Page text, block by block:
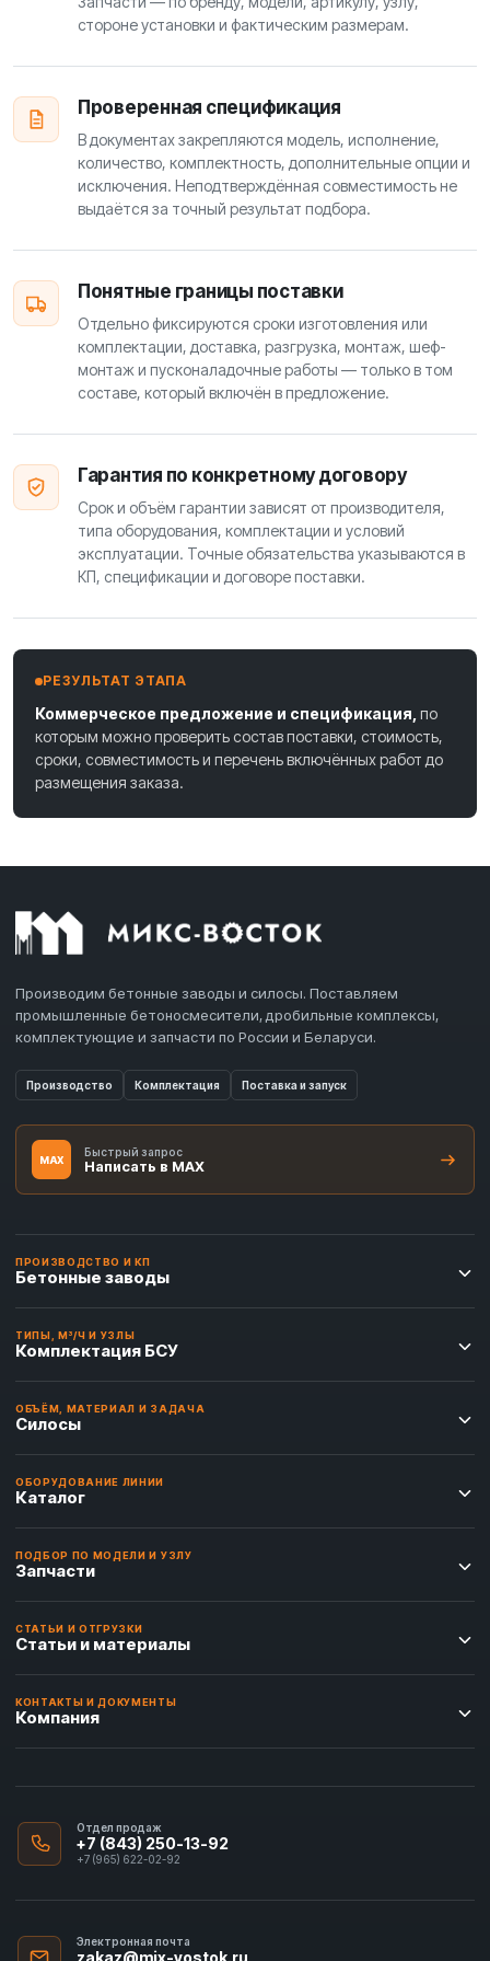
стороне установки и фактическим размерам.
Проверенная спецификация
В документах закрепляются модель, исполнение,
количество, комплектность, дополнительные опции и
исключения. Неподтверждённая совместимость не
выдаётся за точный результат подбора.
Понятные границы поставки
Отдельно фиксируются сроки изготовления или
комплектации, доставка, разгрузка, монтаж, шеф-
монтаж и пусконаладочные работы — только в том
составе, который включён в предложение.
Гарантия по конкретному договору
Срок и объём гарантии зависят от производителя,
типа оборудования, комплектации и условий
эксплуатации. Точные обязательства указываются в
КП, спецификации и договоре поставки.
РЕЗУЛЬТАТ ЭТАПА
Коммерческое предложение и спецификация, по
которым можно проверить состав поставки, стоимость,
сроки, совместимость и перечень включённых работ до
размещения заказа.
Производим бетонные заводы и силосы. Поставляем
промышленные бетоносмесители, дробильные комплексы,
комплектующие и запчасти по России и Беларуси.
Производство Комплектация Поставка и запуск
MAX
Быстрый запрос
Написать в MAX
ПРОИЗВОДСТВО И КП
Бетонные заводы
ТИПЫ, М³/Ч И УЗЛЫ
Комплектация БСУ
ОБЪЁМ, МАТЕРИАЛ И ЗАДАЧА
Силосы
ОБОРУДОВАНИЕ ЛИНИИ
Каталог
ПОДБОР ПО МОДЕЛИ И УЗЛУ
Запчасти
СТАТЬИ И ОТГРУЗКИ
Статьи и материалы
КОНТАКТЫ И ДОКУМЕНТЫ
Компания
Отдел продаж
+7 (843) 250-13-92
+7 (965) 622-02-92
Электронная почта
zakaz@mix-vostok.ru